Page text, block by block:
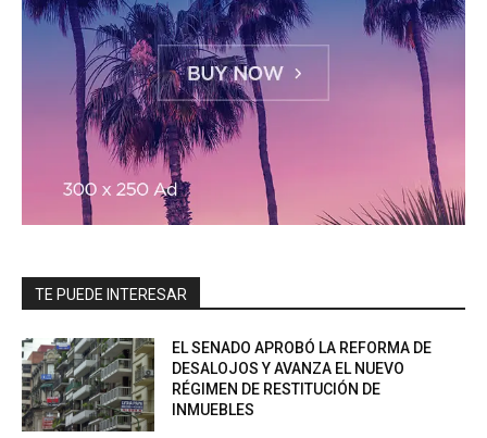
TE PUEDE INTERESAR
EL SENADO APROBÓ LA REFORMA DE
DESALOJOS Y AVANZA EL NUEVO
RÉGIMEN DE RESTITUCIÓN DE
INMUEBLES